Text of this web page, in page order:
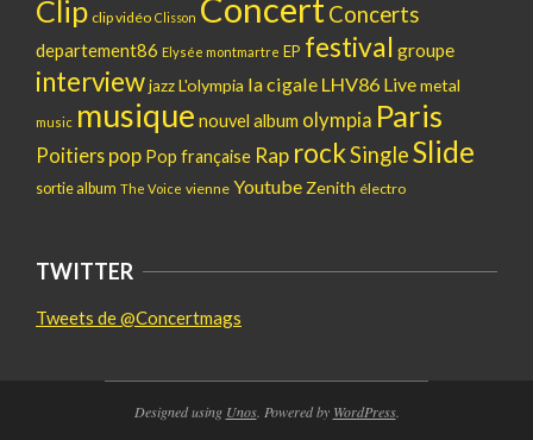
Clip clip vidéo Clisson ConcertConcerts
departement86 Elysée montmartre EP festival groupe
interviewjazzL'olympia la cigale LHV86 Livemetal
music musique nouvel album olympia Paris
Poitiers pop Pop française Rap rockSingleSlide
sortie album The Voice vienne Youtube Zenith électro
TWITTER
Tweets de @Concertmags
Designed using Unos. Powered by WordPress.